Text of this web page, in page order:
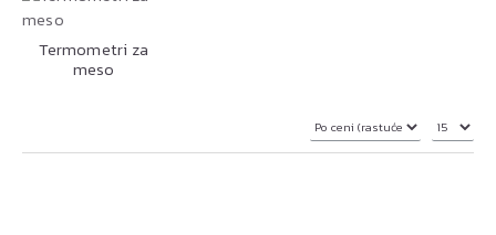
Termometri za
meso